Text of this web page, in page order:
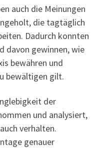
auch die Meinungen
die tagtäglich
Dadurch konnten
davon gewinnen, wie
bewähren und
bewältigen gilt.
der
und analysiert,
verhalten.
genauer